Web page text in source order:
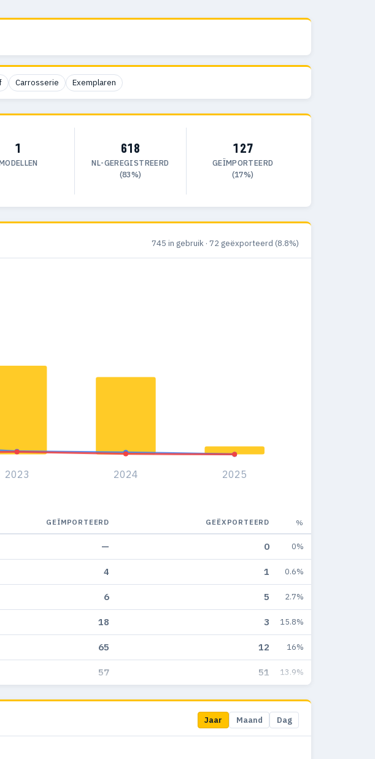
Carrosserie Exemplaren
1 618
NL-GEREGISTREERD
(83%)
127
GEÏMPORTEERD
(17%)
745 in gebruik · 72 geëxporteerd (8.8%)
2023 2024 2025
GEÏMPORTEERD GEËXPORTEERD %
— 0 0%
4 1 0.6%
6 5 2.7%
18 3 15.8%
65 12 16%
57 51 13.9%
Jaar Maand Dag